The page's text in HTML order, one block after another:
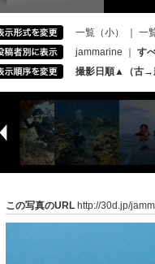
一覧（小） 一
jammarine
す
撮影日順▲（古→
この写真のURL http://30d.jp/